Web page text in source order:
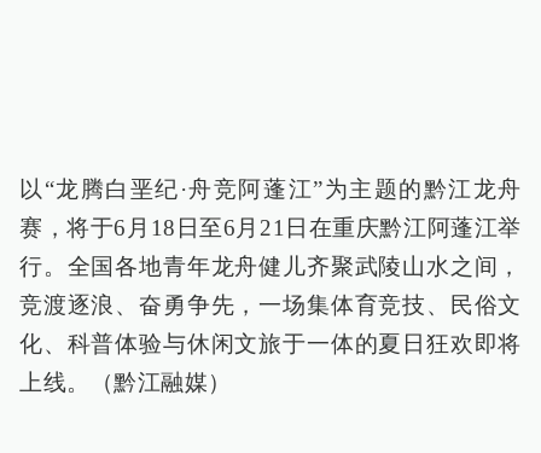
以“龙腾白垩纪·舟竞阿蓬江”为主题的黔江龙舟
赛，将于6月18日至6月21日在重庆黔江阿蓬江举
行。全国各地青年龙舟健儿齐聚武陵山水之间，
竞渡逐浪、奋勇争先，一场集体育竞技、民俗文
化、科普体验与休闲文旅于一体的夏日狂欢即将
上线。（黔江融媒）